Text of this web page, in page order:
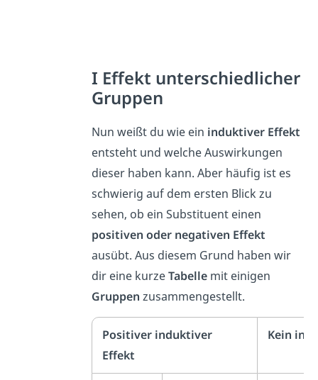
I Effekt unterschiedlicher
Gruppen
Nun weißt du wie ein induktiver Effekt
entsteht und welche Auswirkungen
dieser haben kann. Aber häufig ist es
schwierig auf dem ersten Blick zu
sehen, ob ein Substituent einen
positiven oder negativen Effekt
ausübt. Aus diesem Grund haben wir
dir eine kurzeTabelle mit einigen
Gruppen zusammengestellt.
Positiver induktiver
Effekt
Kein